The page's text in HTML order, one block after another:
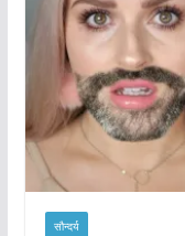
सौन्दर्य